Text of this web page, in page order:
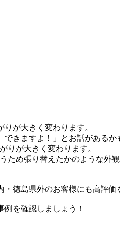
が大きく変わります。
きますよ！」とお話があるか
りが大きく変わります。
ため張り替えたかのような
徳島県外のお客様にも高評価
を確認しましょう！